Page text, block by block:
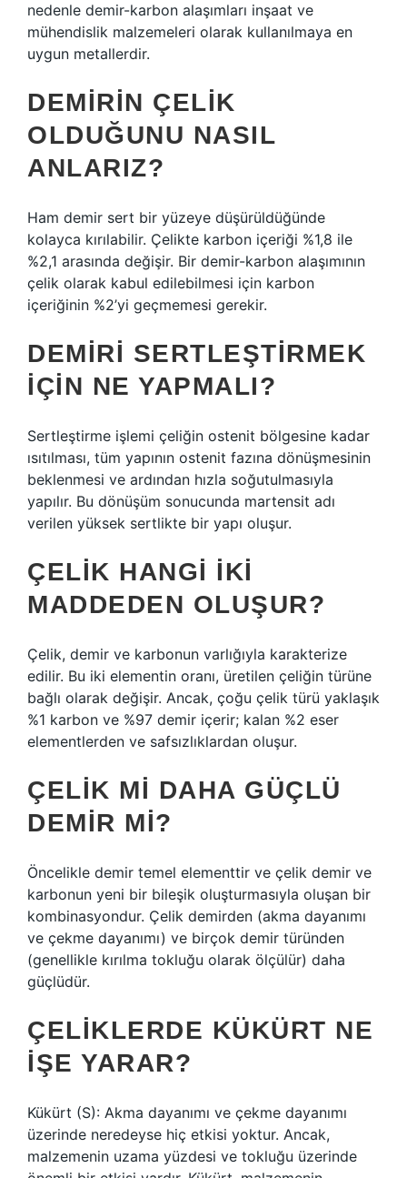
nedenle demir-karbon alaşımları inşaat ve
mühendislik malzemeleri olarak kullanılmaya en
uygun metallerdir.
DEMIRIN ÇELIK
OLDUĞUNU NASIL
ANLARIZ?
Ham demir sert bir yüzeye düşürüldüğünde
kolayca kırılabilir. Çelikte karbon içeriği %1,8 ile
%2,1 arasında değişir. Bir demir-karbon alaşımının
çelik olarak kabul edilebilmesi için karbon
içeriğinin %2’yi geçmemesi gerekir.
DEMIRI SERTLEŞTIRMEK
IÇIN NE YAPMALI?
Sertleştirme işlemi çeliğin ostenit bölgesine kadar
ısıtılması, tüm yapının ostenit fazına dönüşmesinin
beklenmesi ve ardından hızla soğutulmasıyla
yapılır. Bu dönüşüm sonucunda martensit adı
verilen yüksek sertlikte bir yapı oluşur.
ÇELIK HANGI IKI
MADDEDEN OLUŞUR?
Çelik, demir ve karbonun varlığıyla karakterize
edilir. Bu iki elementin oranı, üretilen çeliğin türüne
bağlı olarak değişir. Ancak, çoğu çelik türü yaklaşık
%1 karbon ve %97 demir içerir; kalan %2 eser
elementlerden ve safsızlıklardan oluşur.
ÇELIK MI DAHA GÜÇLÜ
DEMIR MI?
Öncelikle demir temel elementtir ve çelik demir ve
karbonun yeni bir bileşik oluşturmasıyla oluşan bir
kombinasyondur. Çelik demirden (akma dayanımı
ve çekme dayanımı) ve birçok demir türünden
(genellikle kırılma tokluğu olarak ölçülür) daha
güçlüdür.
ÇELIKLERDE KÜKÜRT NE
IŞE YARAR?
Kükürt (S): Akma dayanımı ve çekme dayanımı
üzerinde neredeyse hiç etkisi yoktur. Ancak,
malzemenin uzama yüzdesi ve tokluğu üzerinde